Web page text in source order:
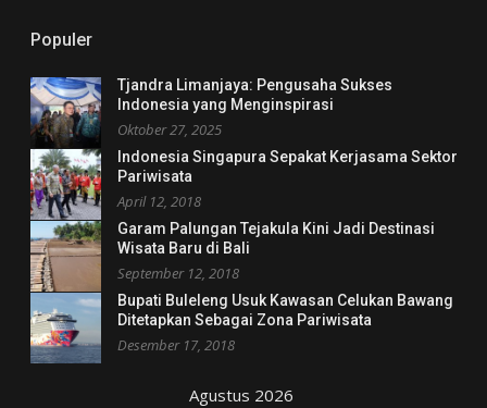
Populer
Tjandra Limanjaya: Pengusaha Sukses
Indonesia yang Menginspirasi
Oktober 27, 2025
Indonesia Singapura Sepakat Kerjasama Sektor
Pariwisata
April 12, 2018
Garam Palungan Tejakula Kini Jadi Destinasi
Wisata Baru di Bali
September 12, 2018
Bupati Buleleng Usuk Kawasan Celukan Bawang
Ditetapkan Sebagai Zona Pariwisata
Desember 17, 2018
Agustus 2026